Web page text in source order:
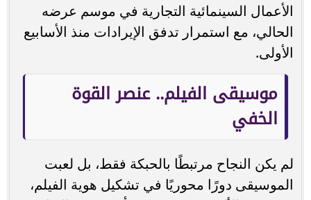
الأعمال السينمائية التجارية في موسم عرضه
الحالي، مع استمرار تدفق الإيرادات منذ الأسابيع
الأولى.
موسيقى الفيلم.. عنصر القوة
الخفي
لم يكن النجاح مرتبطًا بالحبكة فقط، بل لعبت
الموسيقى دورًا محوريًا في تشكيل هوية الفيلم،